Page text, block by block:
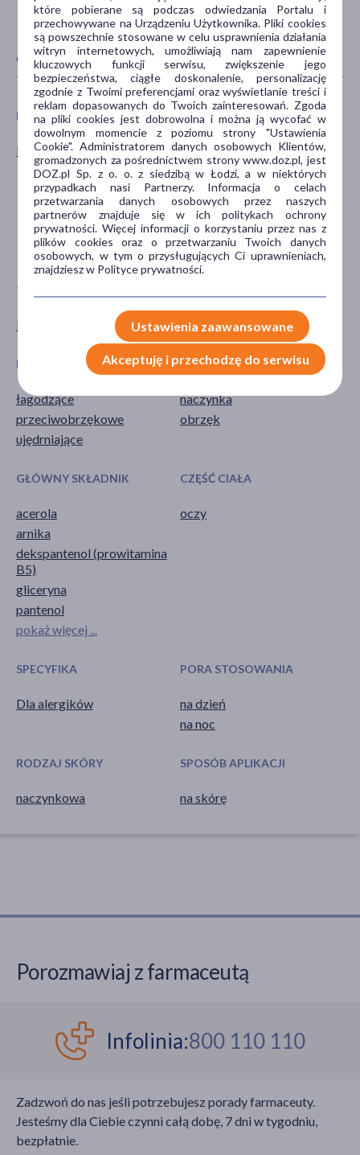
CECHY PRODUKTU
PŁEĆ
Kobieta
WIEK
dla dorosłych
dla seniorów
20+
30+
40+
pokaż więcej ...
TYP PRODUKTU
Kosmetyk żel
DZIAŁANIE/WŁAŚCIWOŚCI
łagodzące
przeciwobrzękowe
ujędrniające
PROBLEM
naczynka
obrzęk
GŁÓWNY SKŁADNIK
acerola
arnika
dekspantenol (prowitamina
B5)
gliceryna
pantenol
pokaż więcej ...
CZĘŚĆ CIAŁA
oczy
SPECYFIKA
Dla alergików
PORA STOSOWANIA
na dzień
na noc
RODZAJ SKÓRY
naczynkowa
SPOSÓB APLIKACJI
na skórę
Porozmawiaj z farmaceutą
Infolinia:800 110 110
Zadzwoń do nas jeśli potrzebujesz porady farmaceuty.
Jesteśmy dla Ciebie czynni całą dobę, 7 dni w tygodniu,
bezpłatnie.
które pobierane są podczas odwiedzania Portalu i
przechowywane na Urządzeniu Użytkownika. Pliki cookies
są powszechnie stosowane w celu usprawnienia działania
witryn internetowych, umożliwiają nam zapewnienie
kluczowych funkcji serwisu, zwiększenie jego
bezpieczeństwa, ciągłe doskonalenie, personalizację
zgodnie z Twoimi preferencjami oraz wyświetlanie treści i
reklam dopasowanych do Twoich zainteresowań. Zgoda
na pliki cookies jest dobrowolna i można ją wycofać w
dowolnym momencie z poziomu strony "Ustawienia
Cookie". Administratorem danych osobowych Klientów,
gromadzonych za pośrednictwem strony www.doz.pl, jest
DOZ.pl Sp. z o. o. z siedzibą w Łodzi, a w niektórych
przypadkach nasi Partnerzy. Informacja o celach
przetwarzania danych osobowych przez naszych
partnerów znajduje się w ich politykach ochrony
prywatności. Więcej informacji o korzystaniu przez nas z
plików cookies oraz o przetwarzaniu Twoich danych
osobowych, w tym o przysługujących Ci uprawnieniach,
znajdziesz w Polityce prywatności.
Ustawienia zaawansowane
Akceptuję i przechodzę do serwisu